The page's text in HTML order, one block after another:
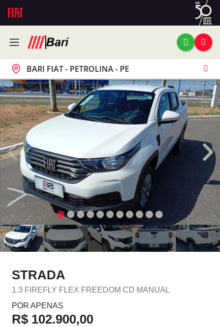
BARI FIAT - PETROLINA - PE
STRADA
1.3 FIREFLY FLEX FREEDOM CD MANUAL
POR APENAS
R$ 102.900,00